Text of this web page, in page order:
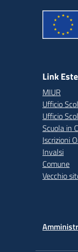
Link
MIUR
Ufficio
Ufficio
Scuola in
Iscrizioni
Invalsi
Comune
Vecchio